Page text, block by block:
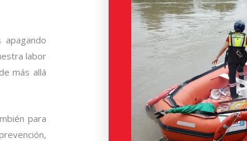
labor
más allá
para